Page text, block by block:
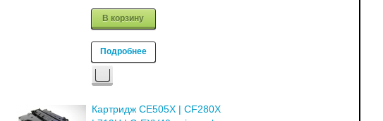
В корзину
Подробнее
Картридж CE505X | CF280X